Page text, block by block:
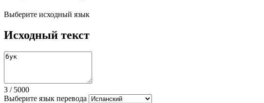
Выберите исходный язык
Исходный текст
3 / 5000
Выберите язык перевода